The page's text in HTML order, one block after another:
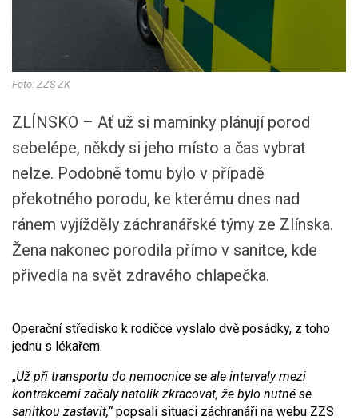
Foto: ZZS ZK
ZLÍNSKO – Ať už si maminky plánují porod
sebelépe, někdy si jeho místo a čas vybrat
nelze. Podobně tomu bylo v případě
překotného porodu, ke kterému dnes nad
ránem vyjížděly záchranářské týmy ze Zlínska.
Žena nakonec porodila přímo v sanitce, kde
přivedla na svět zdravého chlapečka.
Operační středisko k rodičce vyslalo dvě posádky, z toho
jednu s lékařem.
„Už při transportu do nemocnice se ale intervaly mezi
kontrakcemi začaly natolik zkracovat, že bylo nutné se
sanitkou zastavit,“popsali situaci záchranáři na webu ZZS